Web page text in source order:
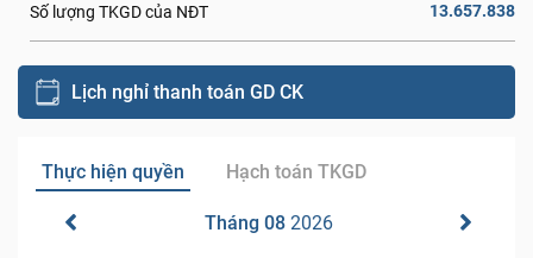
Số lượng TKGD của NĐT 13.657.838
Lịch nghỉ thanh toán GD CK
Thực hiện quyền Hạch toán TKGD
Tháng 08 2026